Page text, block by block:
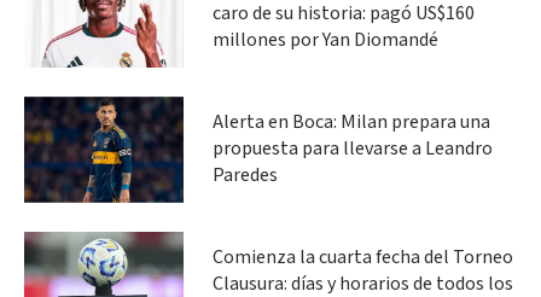
caro de su historia: pagó US$160
millones por Yan Diomandé
Alerta en Boca: Milan prepara una
propuesta para llevarse a Leandro
Paredes
Comienza la cuarta fecha del Torneo
Clausura: días y horarios de todos los